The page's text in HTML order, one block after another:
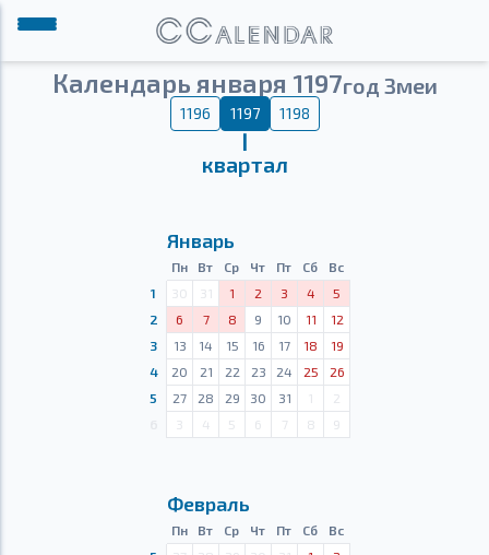
Календарь января 1197год Змеи
1196 1197 1198
Ⅰ
квартал
Январь
Пн Вт Ср Чт Пт Сб
Вс
1
30 31 1 2 3 4
5
2
6 7 8 9 10 11
12
3
13 14 15 16 17 18
19
4
20 21 22 23 24 25
26
5
27 28 29 30 31 1
2
3 4 5 6 7 8 9
Февраль
Пн Вт Ср Чт Пт Сб
Вс